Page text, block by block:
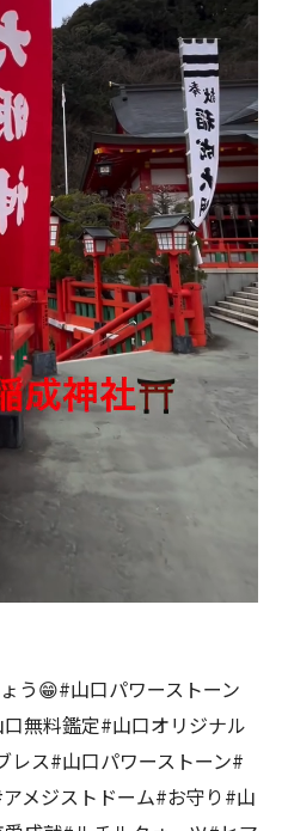
う😁#山口パワーストーン
無料鑑定#山口オリジナル
レス#山口パワーストーン#
メジストドーム#お守り#山